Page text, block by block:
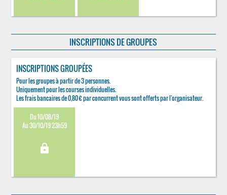
INSCRIPTIONS DE GROUPES
INSCRIPTIONS GROUPÉES
Pour les groupes à partir de 3 personnes.
Uniquement pour les courses individuelles.
Les frais bancaires de 0,80 € par concurrent vous sont offerts par l'organisateur.
Du 10/08/19
Au 30/10/19 23h59
lock